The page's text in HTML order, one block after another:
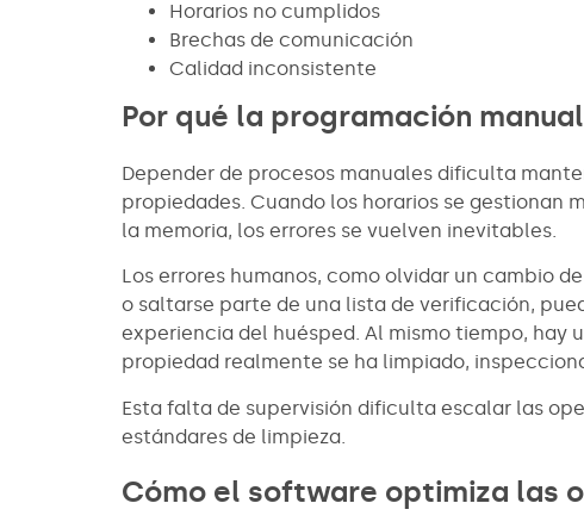
Horarios no cumplidos
Brechas de comunicación
Calidad inconsistente
Por qué la programación
Depender de procesos manuales dificulta
propiedades. Cuando los horarios se gestionan
la memoria, los errores se vuelven inevitables.
Los errores humanos, como olvidar un cambio
o saltarse parte de una lista de verificación,
experiencia del huésped. Al mismo tiempo, hay
propiedad realmente se ha limpiado,
Esta falta de supervisión dificulta escalar las
estándares de limpieza.
Cómo el software optimiza las